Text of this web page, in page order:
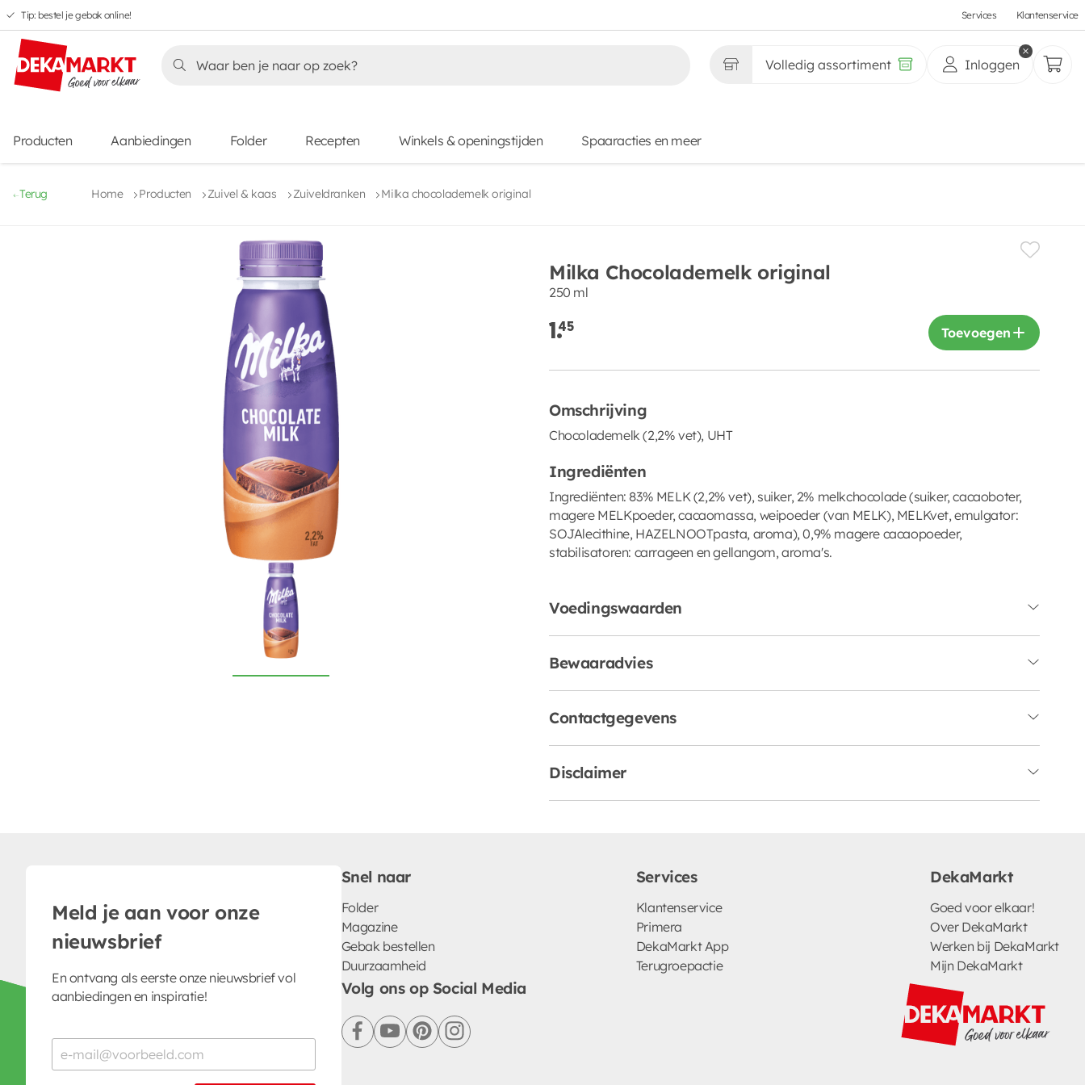
Overslaan
naar
hoofdnavigatie
Overslaan
naar
hoofdinhoud
Overslaan
naar
voettekstinhoud
Overslaan
naar
aanbiedingen
Tip: bestel je gebak online! Services Klantenservice
Volledig assortiment Inloggen
Producten Aanbiedingen Folder Recepten Winkels & openingstijden Spaaracties en meer
Terug Home Producten Zuivel & kaas Zuiveldranken Milka chocolademelk original
Milka Chocolademelk original
250 ml
1.45 Toevoegen
Omschrijving
Chocolademelk (2,2% vet), UHT
Ingrediënten
Ingrediënten: 83% MELK (2,2% vet), suiker, 2% melkchocolade (suiker, cacaoboter,
magere MELKpoeder, cacaomassa, weipoeder (van MELK), MELKvet, emulgator:
SOJAlecithine, HAZELNOOTpasta, aroma), 0,9% magere cacaopoeder,
stabilisatoren: carrageen en gellangom, aroma's.
Voedingswaarden
Bewaaradvies
Contactgegevens
Disclaimer
Meld je aan voor onze
nieuwsbrief
En ontvang als eerste onze nieuwsbrief vol
aanbiedingen en inspiratie!
Snel naar
Folder
Magazine
Gebak bestellen
Duurzaamheid
Services
Klantenservice
Primera
DekaMarkt App
Terugroepactie
DekaMarkt
Goed voor elkaar!
Over DekaMarkt
Werken bij DekaMarkt
Mijn DekaMarkt
Volg ons op Social Media
facebookyoutubepinterestinstagram